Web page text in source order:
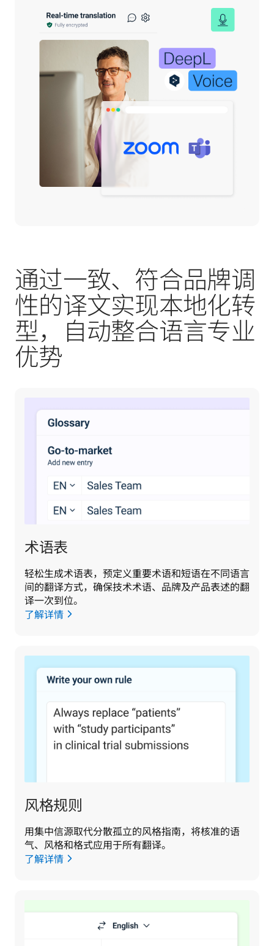
通过一致、符合品牌调
性的译文实现本地化转
型，自动整合语言专业
优势
术语表
轻松生成术语表，预定义重要术语和短语在不同语言
间的翻译方式，确保技术术语、品牌及产品表述的翻
译一次到位。
了解详情
风格规则
用集中信源取代分散孤立的风格指南，将核准的语
气、风格和格式应用于所有翻译。
了解详情